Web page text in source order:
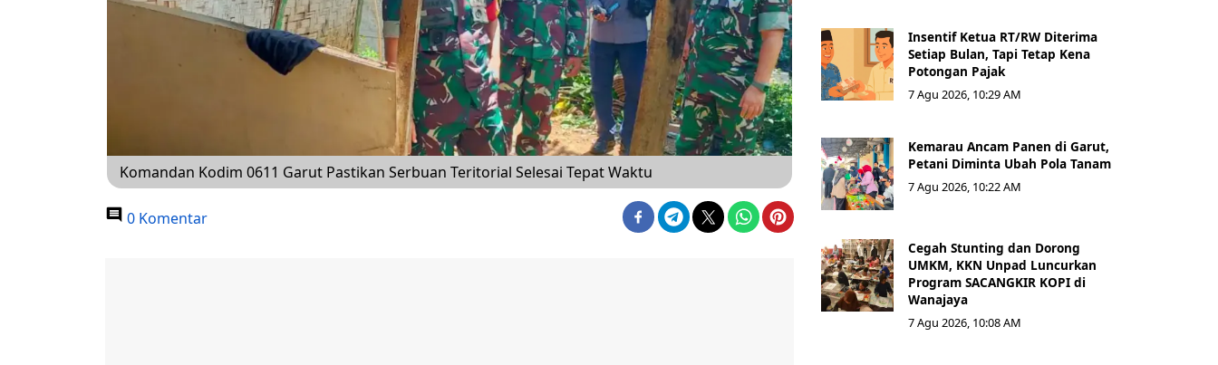
Komandan Kodim 0611 Garut Pastikan Serbuan Teritorial Selesai Tepat Waktu
0 Komentar
Insentif Ketua RT/RW Diterima
Setiap Bulan, Tapi Tetap Kena
Potongan Pajak
7 Agu 2026, 10:29 AM
Kemarau Ancam Panen di Garut,
Petani Diminta Ubah Pola Tanam
7 Agu 2026, 10:22 AM
Cegah Stunting dan Dorong
UMKM, KKN Unpad Luncurkan
Program SACANGKIR KOPI di
Wanajaya
7 Agu 2026, 10:08 AM